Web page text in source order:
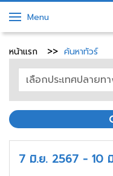
Menu
หน้าแรก ค้นหาทัวร์
7 มิ.ย. 2567 - 10